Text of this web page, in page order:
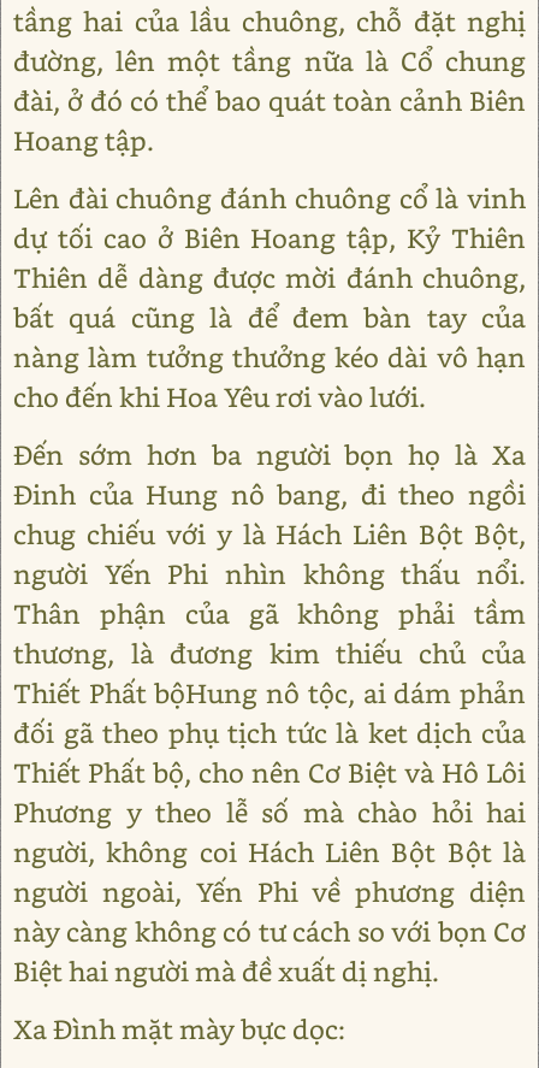
tầng hai của lầu chuông, chỗ đặt nghị
đường, lên một tầng nữa là Cổ chung
đài, ở đó có thể bao quát toàn cảnh Biên
Hoang tập.
Lên đài chuông đánh chuông cổ là vinh
dự tối cao ở Biên Hoang tập, Kỷ Thiên
Thiên dễ dàng được mời đánh chuông,
bất quá cũng là để đem bàn tay của
nàng làm tưởng thưởng kéo dài vô hạn
cho đến khi Hoa Yêu rơi vào lưới.
Đến sớm hơn ba người bọn họ là Xa
Đinh của Hung nô bang, đi theo ngồi
chug chiếu với y là Hách Liên Bột Bột,
người Yến Phi nhìn không thấu nổi.
Thân phận của gã không phải tầm
thương, là đương kim thiếu chủ của
Thiết Phất bộHung nô tộc, ai dám phản
đối gã theo phụ tịch tức là ket dịch của
Thiết Phất bộ, cho nên Cơ Biệt và Hô Lôi
Phương y theo lễ số mà chào hỏi hai
người, không coi Hách Liên Bột Bột là
người ngoài, Yến Phi về phương diện
này càng không có tư cách so với bọn Cơ
Biệt hai người mà đề xuất dị nghị.
Xa Đình mặt mày bực dọc: